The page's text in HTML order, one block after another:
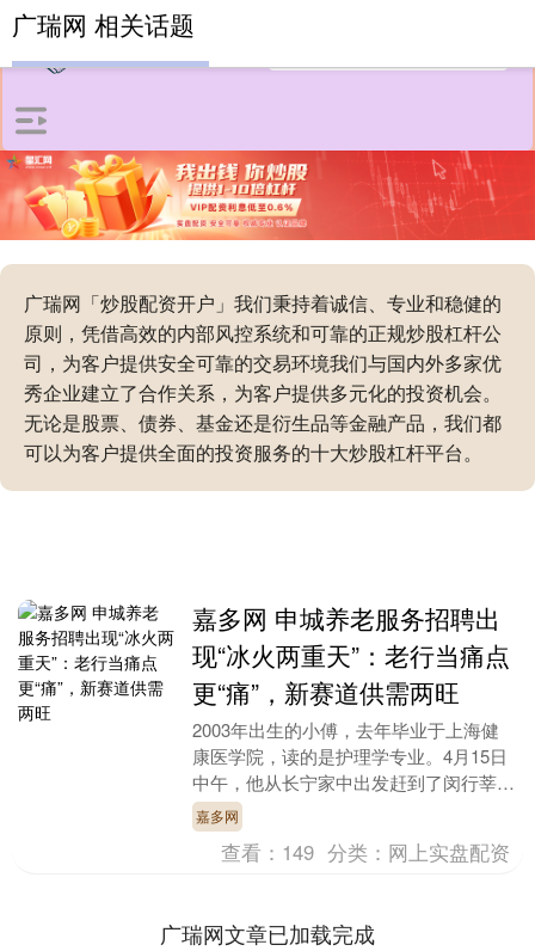
广瑞网「炒股配资开户」我们秉持着诚信、专业和稳健的
原则，凭借高效的内部风控系统和可靠的正规炒股杠杆公
司，为客户提供安全可靠的交易环境我们与国内外多家优
秀企业建立了合作关系，为客户提供多元化的投资机会。
无论是股票、债券、基金还是衍生品等金融产品，我们都
可以为客户提供全面的投资服务的十大炒股杠杆平台。
广瑞网 相关话题
嘉多网 申城养老服务招聘出
现“冰火两重天”：老行当痛点
更“痛”，新赛道供需两旺
2003年出生的小傅，去年毕业于上海健
康医学院，读的是护理学专业。4月15日
中午，他从长宁家中出发赶到了闵行莘
庄，参加那里正在举办的一场大型养老服
务人才招聘会，....
嘉多网
查看： 149 分类： 网上实盘配资
广瑞网文章已加载完成